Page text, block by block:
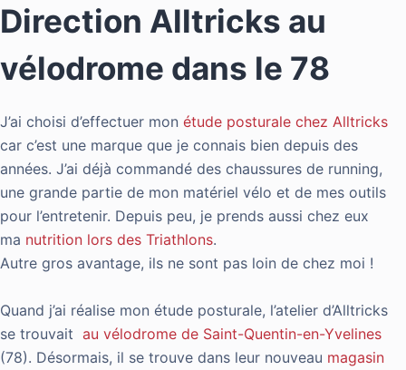
Direction Alltricks au
vélodrome dans le 78
J’ai choisi d’effectuer mon étude posturale chez Alltricks
car c’est une marque que je connais bien depuis des
années. J’ai déjà commandé des chaussures de running,
une grande partie de mon matériel vélo et de mes outils
pour l’entretenir. Depuis peu, je prends aussi chez eux
ma nutrition lors des Triathlons.
Autre gros avantage, ils ne sont pas loin de chez moi !
Quand j’ai réalise mon étude posturale, l’atelier d’Alltricks
se trouvait au vélodrome de Saint-Quentin-en-Yvelines
(78). Désormais, il se trouve dans leur nouveau magasin